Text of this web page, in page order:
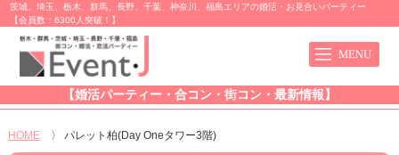
茨城、埼玉、栃木、群馬、長野、千葉、神奈川、福島エリアの婚活・お見合いパーティー
【会員数：6300人突破！】
【婚活パーティー・合コン・街コン・最新情報】
HOME 〉 パレット柏(Day Oneタワー3階)